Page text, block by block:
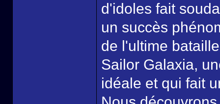
d'idoles fait
un succès
de l'ultime
Sailor Galaxia,
idéale et qui fait